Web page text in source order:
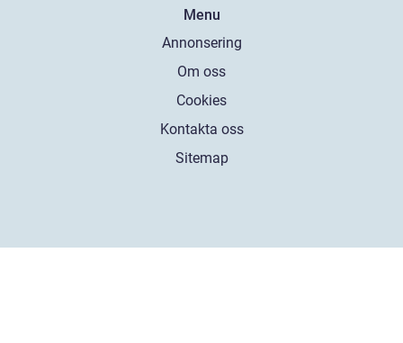
Menu
Annonsering
Om oss
Cookies
Kontakta oss
Sitemap